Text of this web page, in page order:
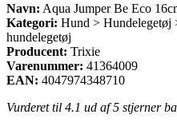
Navn: Aqua Jumper Be Eco
Kategori: Hund > Hundelegetøj
hundelegetøj
Producent: Trixie
Varenummer: 41364009
EAN: 4047974348710
Vurderet til 4.1 ud af 5 stjerner